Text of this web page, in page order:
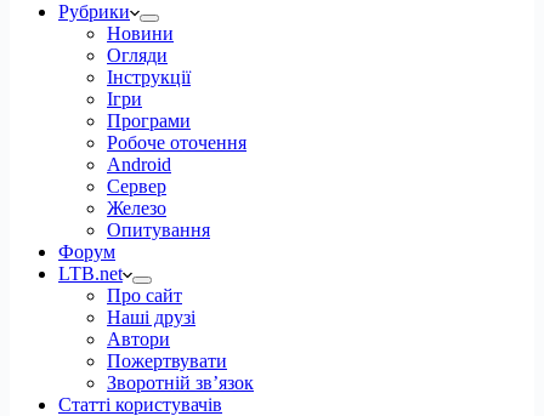
Рубрики
Новини
Огляди
Інструкції
Ігри
Програми
Робоче оточення
Android
Сервер
Железо
Опитування
Форум
LTB.net
Про сайт
Наші друзі
Автори
Пожертвувати
Зворотній зв’язок
Статті користувачів